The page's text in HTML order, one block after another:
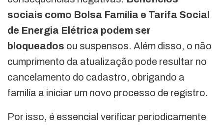
sociais como Bolsa Família e Tarifa Social
de Energia Elétrica podem ser
bloqueados ou suspensos. Além disso, o não
cumprimento da atualização pode resultar no
cancelamento do cadastro, obrigando a
familía a iniciar um novo processo de registro.
Por isso, é essencial verificar periodicamente